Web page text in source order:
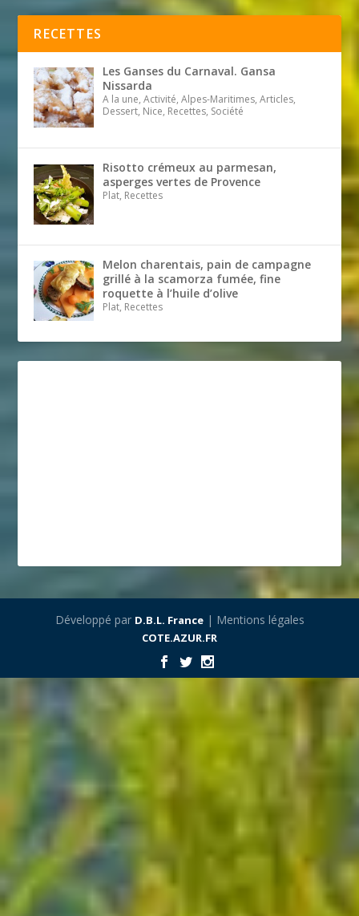
RECETTES
Les Ganses du Carnaval. Gansa
Nissarda
A la une, Activité, Alpes-Maritimes, Articles,
Dessert, Nice, Recettes, Société
Risotto crémeux au parmesan,
asperges vertes de Provence
Plat, Recettes
Melon charentais, pain de campagne
grillé à la scamorza fumée, fine
roquette à l’huile d’olive
Plat, Recettes
Développé par D.B.L. France| Mentions légales
COTE.AZUR.FR